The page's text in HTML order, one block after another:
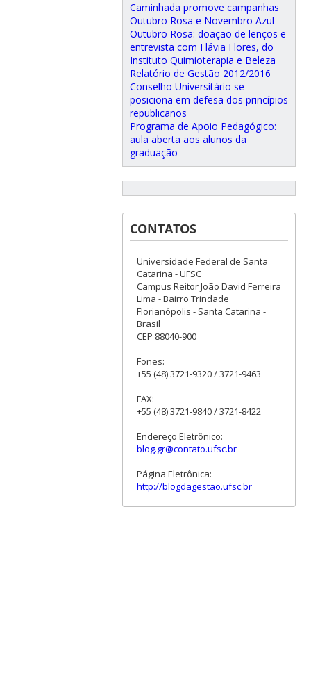
Caminhada promove campanhas
Outubro Rosa e Novembro Azul
Outubro Rosa: doação de lenços e
entrevista com Flávia Flores, do
Instituto Quimioterapia e Beleza
Relatório de Gestão 2012/2016
Conselho Universitário se
posiciona em defesa dos princípios
republicanos
Programa de Apoio Pedagógico:
aula aberta aos alunos da
graduação
CONTATOS
Universidade Federal de Santa
Catarina - UFSC
Campus Reitor João David Ferreira
Lima - Bairro Trindade
Florianópolis - Santa Catarina -
Brasil
CEP 88040-900
Fones:
+55 (48) 3721-9320 / 3721-9463
FAX:
+55 (48) 3721-9840 / 3721-8422
Endereço Eletrônico:
blog.gr@contato.ufsc.br
Página Eletrônica:
http://blogdagestao.ufsc.br